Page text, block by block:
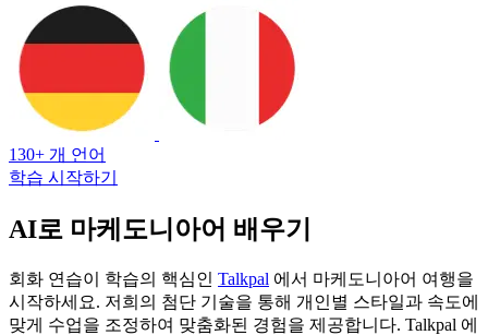
130+ 개 언어
학습 시작하기
AI로 마케도니아어 배우기
회화 연습이 학습의 핵심인 Talkpal 에서 마케도니아어 여행을
시작하세요. 저희의 첨단 기술을 통해 개인별 스타일과 속도에
맞게 수업을 조정하여 맞춤화된 경험을 제공합니다. Talkpal 에